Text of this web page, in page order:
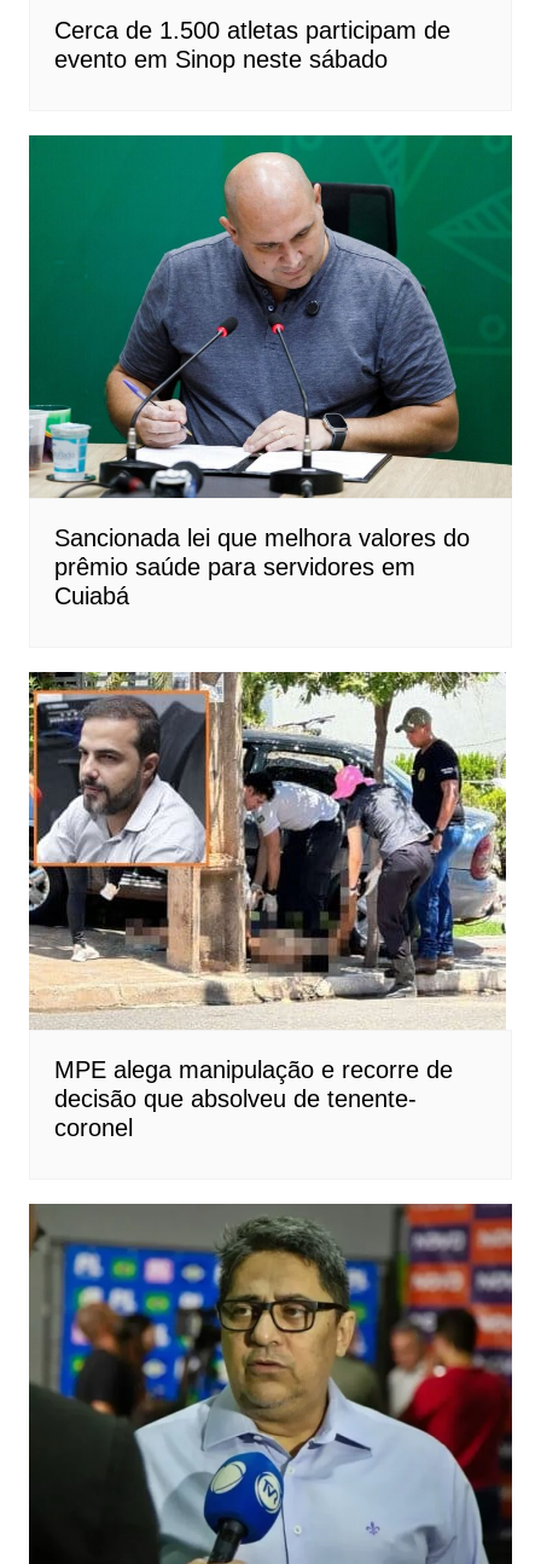
Cerca de 1.500 atletas participam de
evento em Sinop neste sábado
Sancionada lei que melhora valores do
prêmio saúde para servidores em
Cuiabá
MPE alega manipulação e recorre de
decisão que absolveu de tenente-
coronel